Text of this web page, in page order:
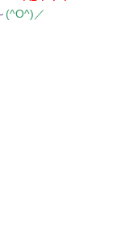
(^O^)／